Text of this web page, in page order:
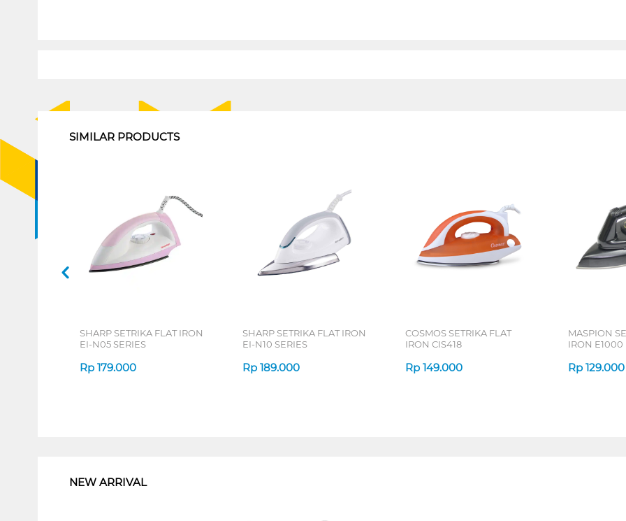
SIMILAR PRODUCTS
SHARP SETRIKA FLAT IRON
EI-N05 SERIES
Rp 179.000
SHARP SETRIKA FLAT IRON
EI-N10 SERIES
Rp 189.000
COSMOS SETRIKA FLAT
IRON CIS418
Rp 149.000
MASPION
IRON E1000
Rp 129.000
NEW ARRIVAL